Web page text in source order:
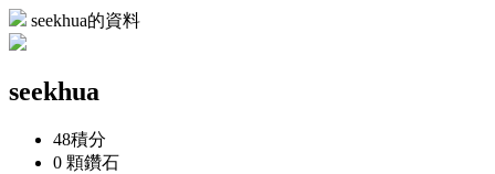
seekhua的資料
seekhua
48積分
0 顆鑽石